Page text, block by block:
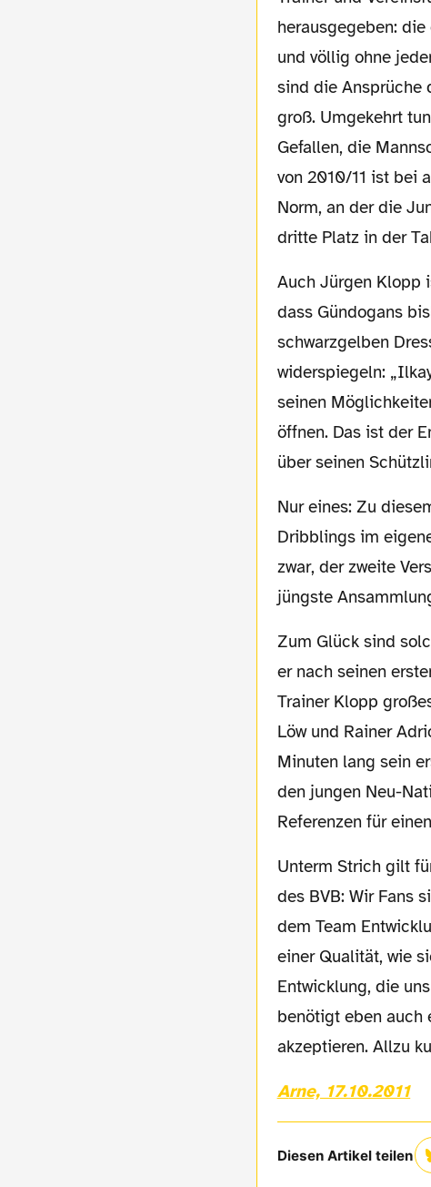
herausgegeben:
und völlig ohne
sind die Ansprüche
groß. Umgekehrt
Gefallen, die
von 2010/11 ist bei
Norm, an der die
dritte Platz in der
Auch Jürgen Klopp ist natürlich nicht entgangen,
dass Gündogans
schwarzgelben
widerspiegeln:
seinen
öffnen. Das ist der
über seinen
Nur eines: Zu diesem Entwicklungsfortschritt wird hoffentlich auch gehören, auf riskante
Dribblings im
zwar, der zweite
jüngste
Zum Glück sind solche Szenen im Spiel von Ilkay Gündogan eher selten. Und so genießt
er nach seinen
Trainer Klopp
Löw und Rainer
Minuten lang sein
den jungen Neu-
Referenzen für
Unterm Strich gilt für Ilkay Gündogan daher dasselbe wie für die gesamte Mannschaft
des BVB: Wir Fans
dem Team
einer Qualität, wie
Entwicklung, die
benötigt eben auch
akzeptieren. Allzu
Arne, 17.10.2011
Diesen Artikel teilen